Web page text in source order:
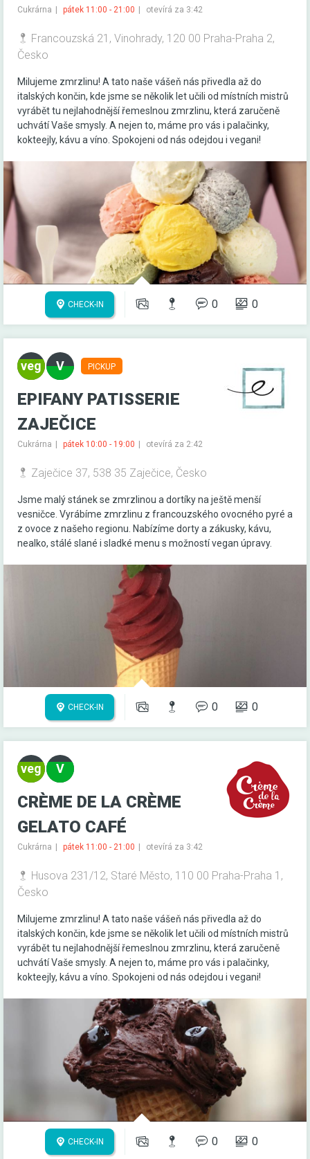
Cukrárna pátek 11:00 - 21:00 otevírá za 3:42
Francouzská 21, Vinohrady, 120 00 Praha-Praha 2,
Česko
Milujeme zmrzlinu! A tato naše vášeň nás přivedla až do
italských končin, kde jsme se několik let učili od místních mistrů
vyrábět tu nejlahodnější řemeslnou zmrzlinu, která zaručeně
uchvátí Vaše smysly. A nejen to, máme pro vás i palačinky,
kokteejly, kávu a víno. Spokojeni od nás odejdou i vegani!
CHECK-IN 0 0
PICKUP
EPIFANY PATISSERIE
ZAJEČICE
Cukrárna pátek 10:00 - 19:00 otevírá za 2:42
Zaječice 37, 538 35 Zaječice, Česko
Jsme malý stánek se zmrzlinou a dortíky na ještě menší
vesničce. Vyrábíme zmrzlinu z francouzského ovocného pyré a
z ovoce z našeho regionu. Nabízíme dorty a zákusky, kávu,
nealko, stálé slané i sladké menu s možností vegan úpravy.
CHECK-IN 0 0
CRÈME DE LA CRÈME
GELATO CAFÉ
Cukrárna pátek 11:00 - 21:00 otevírá za 3:42
Husova 231/12, Staré Město, 110 00 Praha-Praha 1,
Česko
Milujeme zmrzlinu! A tato naše vášeň nás přivedla až do
italských končin, kde jsme se několik let učili od místních mistrů
vyrábět tu nejlahodnější řemeslnou zmrzlinu, která zaručeně
uchvátí Vaše smysly. A nejen to, máme pro vás i palačinky,
kokteejly, kávu a víno. Spokojeni od nás odejdou i vegani!
CHECK-IN 0 0